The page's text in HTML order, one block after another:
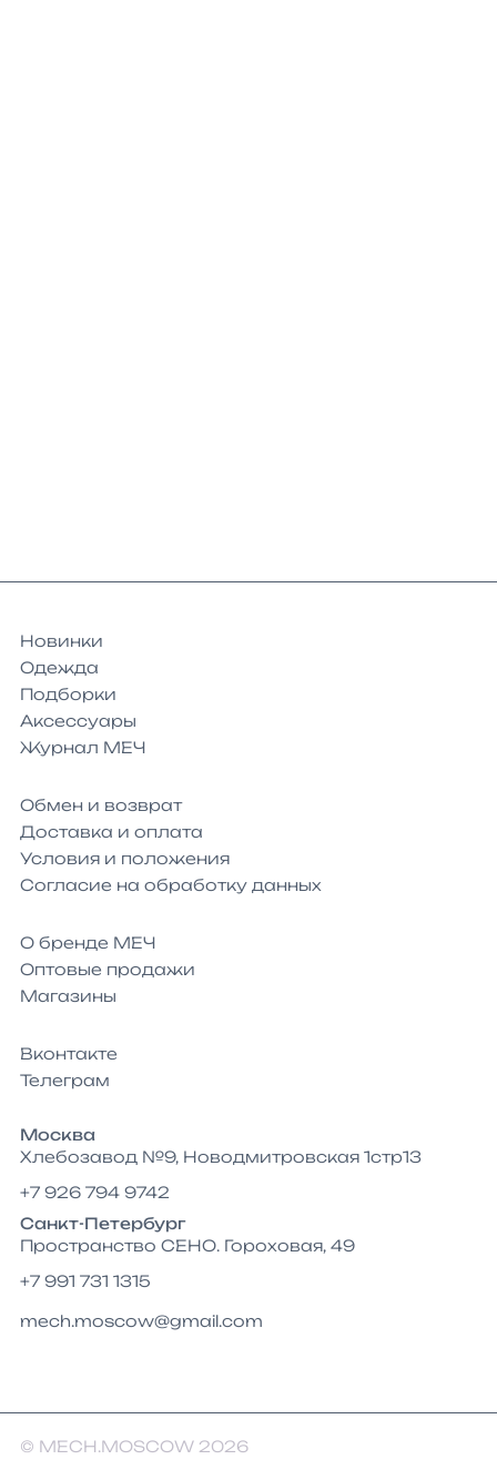
Новинки
Одежда
Подборки
Аксессуары
Журнал МЕЧ
Обмен и возврат
Доставка и оплата
Условия и положения
Согласие на обработку данных
О бренде МЕЧ
Оптовые продажи
Магазины
Вконтакте
Телеграм
Москва
Хлебозавод №9, Новодмитровская 1стр13
+7 926 794 9742
Санкт-Петербург
Пространство СЕНО. Гороховая, 49
+7 991 731 1315
mech.moscow@gmail.com
© MECH.MOSCOW 2026